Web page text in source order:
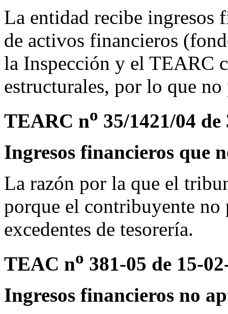
La entidad recibe ingresos
de activos financieros
la Inspección y el TEARC
estructurales, por lo que
TEARC no 35/1421/04 de
Ingresos financieros que
La razón por la que el
porque el contribuyente no
excedentes de tesorería.
TEAC no 381-05 de 15-
Ingresos financieros no